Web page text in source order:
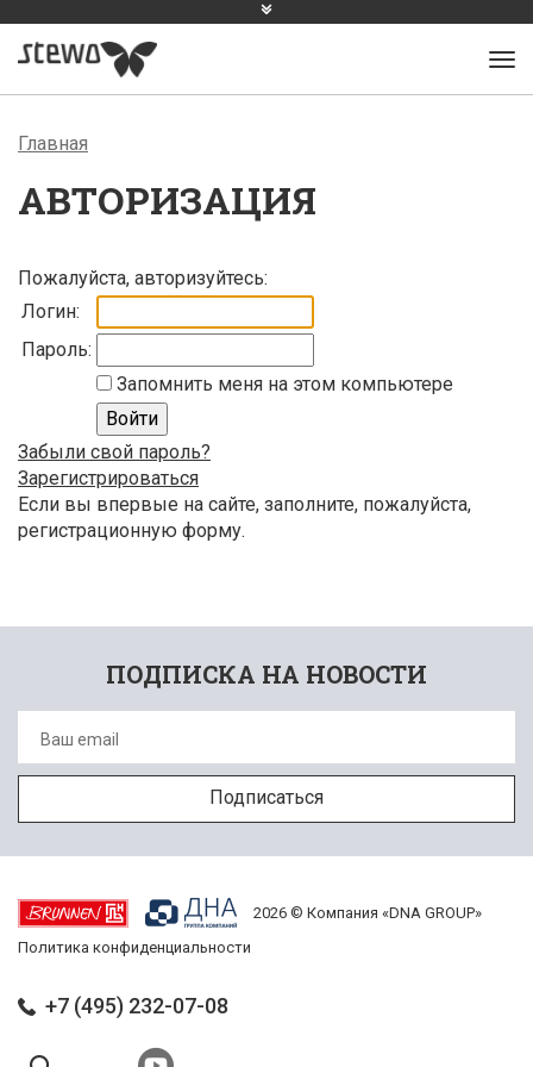
Главная
АВТОРИЗАЦИЯ
Пожалуйста, авторизуйтесь:
Логин:
Пароль:
Запомнить меня на этом компьютере
Забыли свой пароль?
Зарегистрироваться
Если вы впервые на сайте, заполните, пожалуйста,
регистрационную форму.
ПОДПИСКА НА НОВОСТИ
2026 © Компания «DNA GROUP»
Политика конфиденциальности
+7 (495) 232-07-08